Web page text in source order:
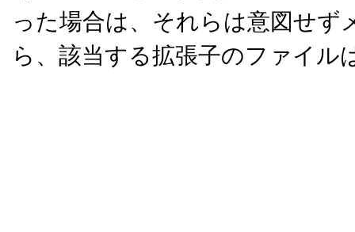
った場合は、それらは意図せ
ら、該当する拡張子のファイル